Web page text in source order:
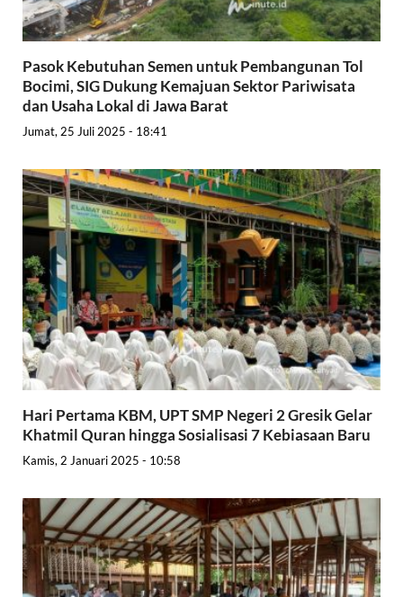
Pasok Kebutuhan Semen untuk Pembangunan Tol
Bocimi, SIG Dukung Kemajuan Sektor Pariwisata
dan Usaha Lokal di Jawa Barat
Jumat, 25 Juli 2025 - 18:41
Hari Pertama KBM, UPT SMP Negeri 2 Gresik Gelar
Khatmil Quran hingga Sosialisasi 7 Kebiasaan Baru
Kamis, 2 Januari 2025 - 10:58